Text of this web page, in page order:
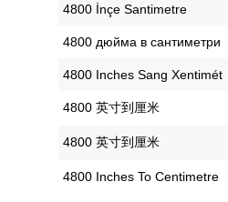
‎4800 İnçe Santimetre
‎4800 дюйма в сантиметри
‎4800 Inches Sang Xentimét
‎4800 英寸到厘米
‎4800 英寸到厘米
‎4800 Inches To Centimetre